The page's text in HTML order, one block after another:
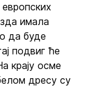
европских
имала
да буде
подвиг ће
крају осме
дресу су